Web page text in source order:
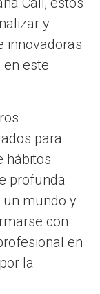
y
innovadoras
este
para
hábitos
profunda
un mundo y
con
en
la